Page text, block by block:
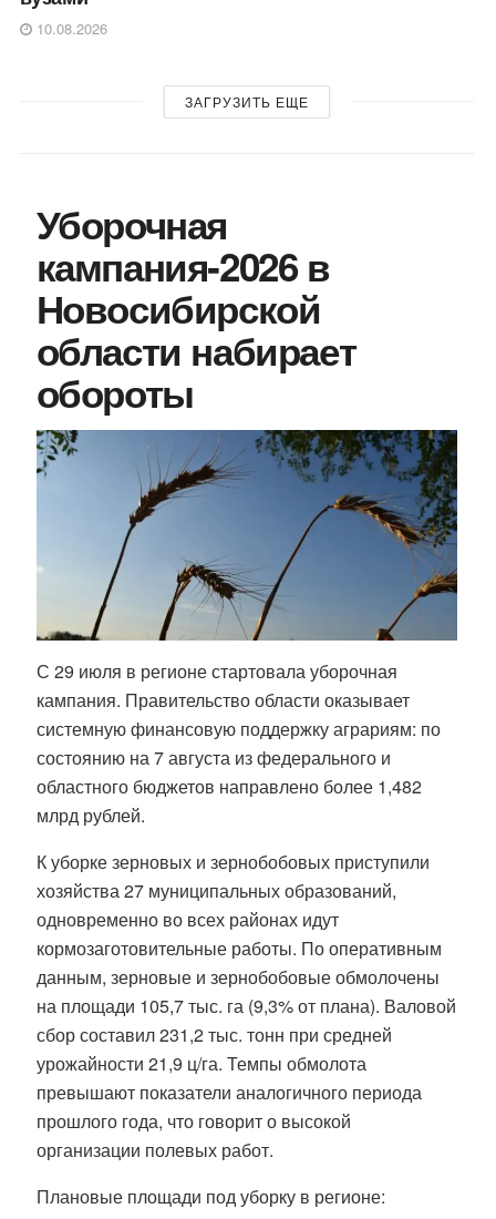
10.08.2026
ЗАГРУЗИТЬ ЕЩЕ
Уборочная
кампания‑2026 в
Новосибирской
области набирает
обороты
С 29 июля в регионе стартовала уборочная
кампания. Правительство области оказывает
системную финансовую поддержку аграриям: по
состоянию на 7 августа из федерального и
областного бюджетов направлено более 1,482
млрд рублей.
К уборке зерновых и зернобобовых приступили
хозяйства 27 муниципальных образований,
одновременно во всех районах идут
кормозаготовительные работы. По оперативным
данным, зерновые и зернобобовые обмолочены
на площади 105,7 тыс. га (9,3% от плана). Валовой
сбор составил 231,2 тыс. тонн при средней
урожайности 21,9 ц/га. Темпы обмолота
превышают показатели аналогичного периода
прошлого года, что говорит о высокой
организации полевых работ.
Плановые площади под уборку в регионе: